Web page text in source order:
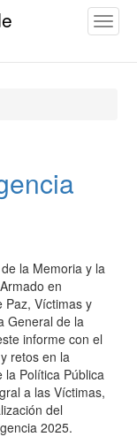
la Memoria y la
en
Paz, Víctimas y
General de la
informe con el
retos en la
la Política Pública
a las Víctimas,
del
2025.